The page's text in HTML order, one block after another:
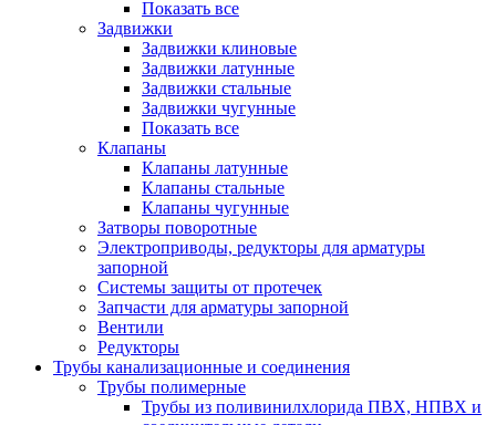
Показать все
Задвижки
Задвижки клиновые
Задвижки латунные
Задвижки стальные
Задвижки чугунные
Показать все
Клапаны
Клапаны латунные
Клапаны стальные
Клапаны чугунные
Затворы поворотные
Электроприводы, редукторы для арматуры
запорной
Системы защиты от протечек
Запчасти для арматуры запорной
Вентили
Редукторы
Трубы канализационные и соединения
Трубы полимерные
Трубы из поливинилхлорида ПВХ, НПВХ и